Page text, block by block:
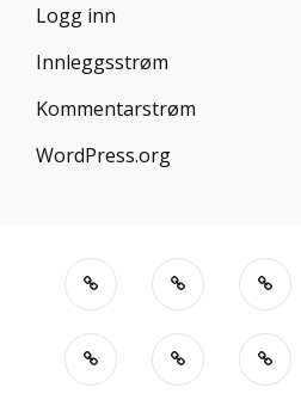
Logg inn
Innleggsstrøm
Kommentarstrøm
WordPress.org